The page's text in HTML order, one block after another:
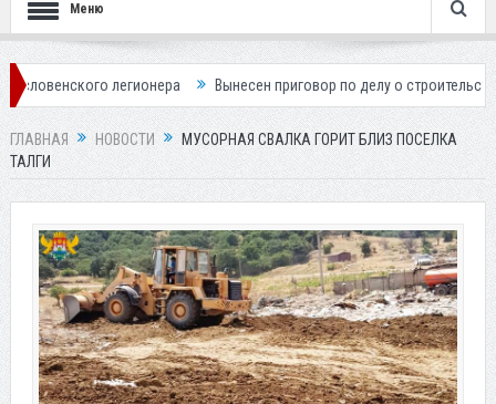
Меню
легионера Вынесен приговор по делу о строительстве гостиницы у
ГЛАВНАЯ НОВОСТИ
МУСОРНАЯ СВАЛКА ГОРИТ БЛИЗ ПОСЕЛКА
ТАЛГИ